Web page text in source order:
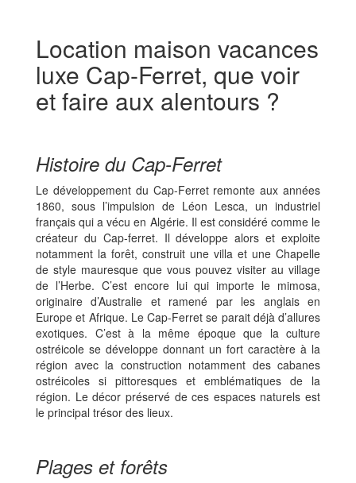
Location maison vacances
luxe Cap-Ferret, que voir
et faire aux alentours ?
Histoire du Cap-Ferret
Le développement du Cap-Ferret remonte aux années
1860, sous l’impulsion de Léon Lesca, un industriel
français qui a vécu en Algérie. Il est considéré comme le
créateur du Cap-ferret. Il développe alors et exploite
notamment la forêt, construit une villa et une Chapelle
de style mauresque que vous pouvez visiter au village
de l’Herbe. C’est encore lui qui importe le mimosa,
originaire d’Australie et ramené par les anglais en
Europe et Afrique. Le Cap-Ferret se parait déjà d’allures
exotiques. C’est à la même époque que la culture
ostréicole se développe donnant un fort caractère à la
région avec la construction notamment des cabanes
ostréicoles si pittoresques et emblématiques de la
région. Le décor préservé de ces espaces naturels est
le principal trésor des lieux.
Plages et forêts